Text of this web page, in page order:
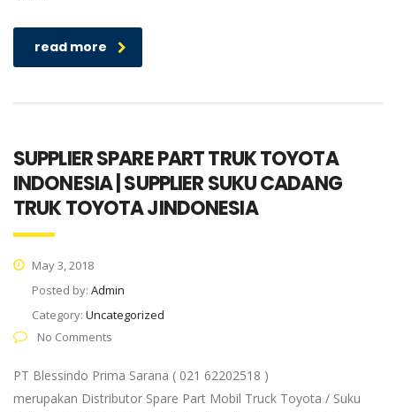
read more
SUPPLIER SPARE PART TRUK TOYOTA
INDONESIA | SUPPLIER SUKU CADANG
TRUK TOYOTA JINDONESIA
May 3, 2018
Posted by: Admin
Category: Uncategorized
No Comments
PT Blessindo Prima Sarana ( 021 62202518 )
merupakan Distributor Spare Part Mobil Truck Toyota / Suku